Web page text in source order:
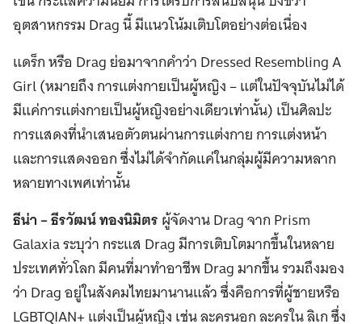
อุตสาหกรรม Drag นี้มีแนวโน้มเติบโตอย่างต่อเนื่อง
แดร็ก หรือ Drag ย่อมาจากคำว่า Dressed Resembling A
Girl (หมายถึง การแต่งกายเป็นผู้หญิง – แต่ในปัจจุบันไม่ได้
มีแค่การแต่งกายเป็นผู้หญิงอย่างเดียวเท่านั้น) เป็นศิลปะ
การแสดงที่นำเสนอตัวตนผ่านการแต่งกาย การแต่งหน้า
และการแสดงออก ซึ่งไม่ได้จำกัดแค่ในกลุ่มผู้มีความหลาก
หลายทางเพศเท่านั้น
ธีน่า – ธีรวัฒน์ ทองนิมิตรผู้จัดงาน Drag จาก Prism
Galaxia ระบุว่า กระแส Drag มีการเติบโตมากขึ้นในหลาย
ประเทศทั่วโลก มีคนที่มาทำอาชีพ Drag มากขึ้น รวมถึงมอง
ว่า Drag อยู่ในสังคมไทยมานานแล้ว ซึ่งคือการที่ผู้ชายหรือ
LGBTQIAN+ แต่งเป็นผู้หญิง เช่น ละครนอก ละครใน ลิเก ซึ่ง